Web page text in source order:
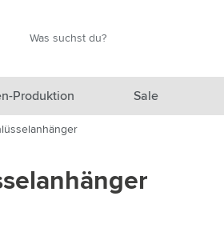
anzeigen
Produktion Sale